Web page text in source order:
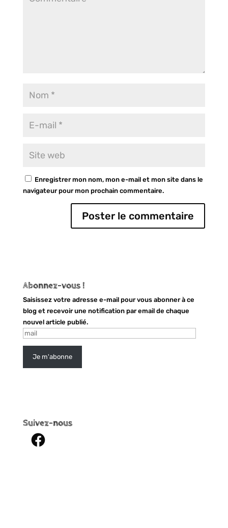
Enregistrer mon nom, mon e-mail et mon site dans le
navigateur pour mon prochain commentaire.
Abonnez-vous !
Saisissez votre adresse e-mail pour vous abonner à ce
blog et recevoir une notification par email de chaque
nouvel article publié.
mail
Je m'abonne
Suivez-nous
Facebook